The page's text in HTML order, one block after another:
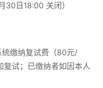
30日18:00 关闭）
缴纳复试费（80元/
复试；已缴纳者如因本人